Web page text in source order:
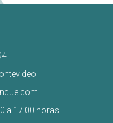
a 17:00 horas